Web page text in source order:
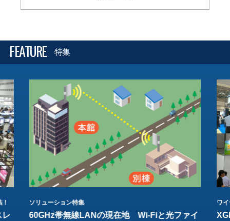
FEATURE 特集
レ
ソリューション特集
60GHz帯無線LANの現在地 Wi-Fiと光ファイ
ワ